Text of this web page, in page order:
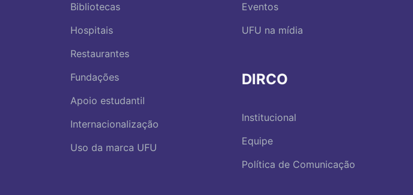
Bibliotecas
Hospitais
Restaurantes
Fundações
Apoio estudantil
Internacionalização
Uso da marca UFU
Eventos
UFU na mídia
DIRCO
Institucional
Equipe
Política de Comunicação